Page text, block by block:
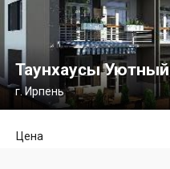
Таунхаусы Уютный
г. Ирпень
Цена